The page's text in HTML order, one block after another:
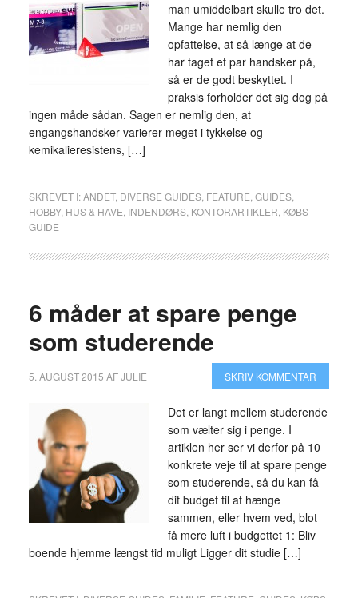
man umiddelbart skulle tro det.
Mange har nemlig den
opfattelse, at så længe at de
har taget et par handsker på,
så er de godt beskyttet. I
praksis forholder det sig dog på
ingen måde sådan. Sagen er nemlig den, at
engangshandsker varierer meget i tykkelse og
kemikalieresistens, […]
SKREVET I:ANDET, DIVERSE GUIDES, FEATURE GUIDES,
HOBBY, HUS & HAVE INDENDØRS, KONTORARTIKLER KØBS
GUIDE
6 måder at spare penge
som studerende
5. AUGUST 2015 AFJULIE SKRIV KOMMENTAR
Det er langt mellem studerende
som vælter sig i penge. I
artiklen her ser vi derfor på 10
konkrete veje til at spare penge
som studerende, så du kan få
dit budget til at hænge
sammen, eller hvem ved, blot
få mere luft i budgettet 1: Bliv
boende hjemme længst tid muligt Ligger dit studie […]